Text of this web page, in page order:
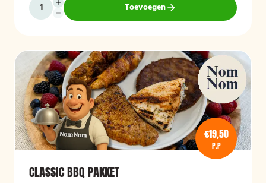
Toevoegen
€19,50
P.P
CLASSIC BBQ PAKKET